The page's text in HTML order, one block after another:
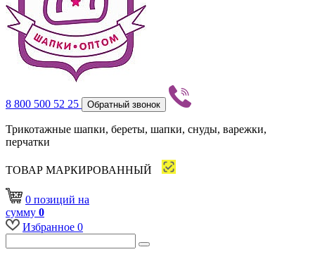
8 800 500 52 25 Обратный звонок
Трикотажные шапки, береты, шапки, снуды, варежки,
перчатки
ТОВАР МАРКИРОВАННЫЙ
0 позиций на
сумму 0
Избранное 0